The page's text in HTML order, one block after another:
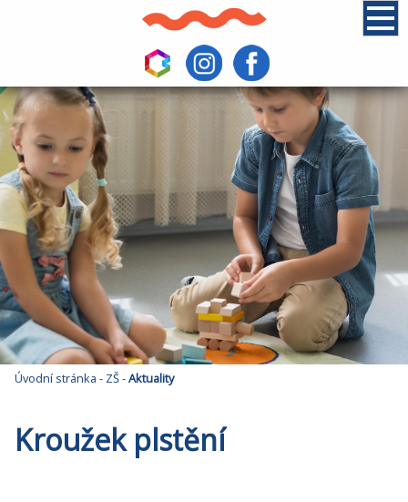
Úvodní stránka - ZŠ-Aktuality
Kroužek plstění